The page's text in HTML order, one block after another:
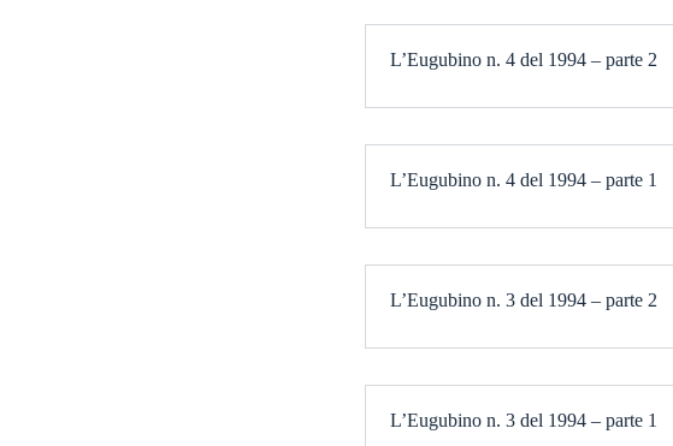
L’Eugubino n. 4 del 1994 – parte 2
L’Eugubino n. 4 del 1994 – parte 1
L’Eugubino n. 3 del 1994 – parte 2
L’Eugubino n. 3 del 1994 – parte 1